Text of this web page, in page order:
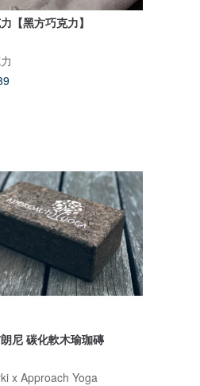
【黑方巧克力】
尼 碳化軟木瑜珈磚
x Approach Yoga